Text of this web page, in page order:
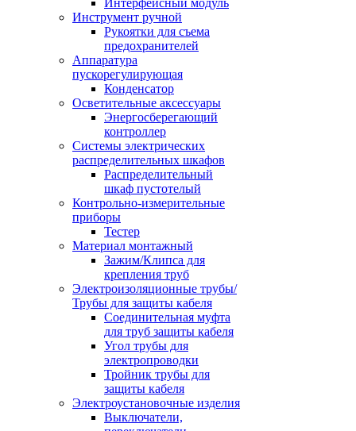
Интерфейсный модуль
Инструмент ручной
Рукоятки для съема
предохранителей
Аппаратура
пускорегулирующая
Конденсатор
Осветительные аксессуары
Энергосберегающий
контроллер
Системы электрических
распределительных шкафов
Распределительный
шкаф пустотелый
Контрольно-измерительные
приборы
Тестер
Материал монтажный
Зажим/Клипса для
крепления труб
Электроизоляционные трубы/
Трубы для защиты кабеля
Соединительная муфта
для труб защиты кабеля
Угол трубы для
электропроводки
Тройник трубы для
защиты кабеля
Электроустановочные изделия
Выключатели,